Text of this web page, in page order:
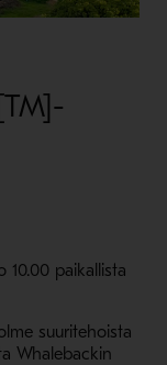
10.00 paikallista
suuritehoista
Whalebackin